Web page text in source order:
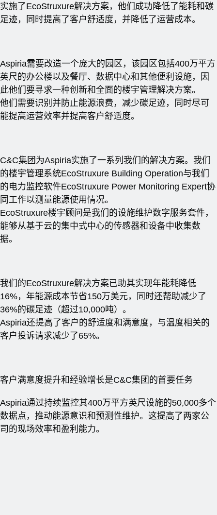
实施了EcoStruxure解决方案，他们成功降低了能耗和碳
足迹，同时提高了客户舒适度，并降低了运营成本。
Aspiria需要改造一个庞大的园区，该园区包括400万平方
英尺的办公楼以及餐厅、数据中心和其他便利设施，因
此他们要寻求一种创新和全面的楼宇管理解决方案。
他们需要识别并防止能源浪费，减少碳足迹，同时尽可
能提高运营效率并提高客户舒适度。
C&C集团为Aspiria实施了一系列我们的解决方案。我们
的楼宇管理系统EcoStruxure Building Operation与我们
的电力监控软件EcoStruxure Power Monitoring Expert协
同工作以测量能源使用情况。
EcoStruxure楼宇顾问是我们的设施维护数字服务套件，
能够从基于云的集中式中心的传感器和设备中收集数
据。
我们的EcoStruxure解决方案已助其实现年能耗降低
16%，年能源成本节省150万美元，同时还帮助减少了
36%的碳足迹（超过10,000吨）。
Aspiria还提高了客户的舒适度和满意度，与温度相关的
客户投诉请求减少了65%。
客户满意度提升和经验增长是C&C集团的首要任务
Aspiria通过持续监控其400万平方英尺设施的50,000多个
数据点，推动能源意识和预测性维护。这提高了两家公
司的现场效率和盈利能力。